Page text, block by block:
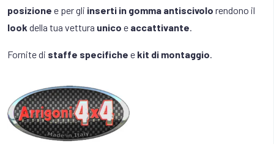
posizione e per gli inserti in gomma antiscivolo rendono il
look della tua vettura unico e accattivante.
Fornite di staffe specifiche e kit di montaggio.